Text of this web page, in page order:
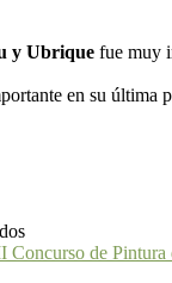
y Ubrique fue muy
en su última
Concurso de